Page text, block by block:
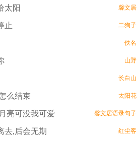
太阳 馨文居
止 二狗子
佚名
山野
长白山
么结束 太阳花
亮可没我可爱 馨文居语录句子
去,后会无期 红尘客